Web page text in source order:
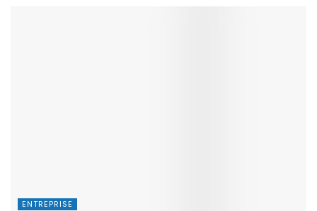
ENTREPRISE